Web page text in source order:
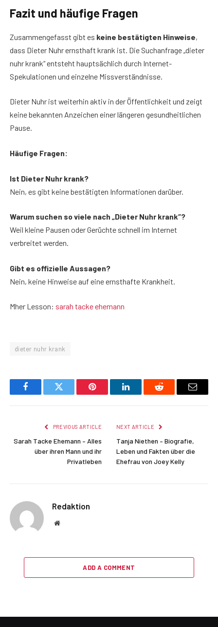
Fazit und häufige Fragen
Zusammengefasst gibt es keine bestätigten Hinweise,
dass Dieter Nuhr ernsthaft krank ist. Die Suchanfrage „dieter
nuhr krank“ entsteht hauptsächlich durch Internet-
Spekulationen und einzelne Missverständnisse.
Dieter Nuhr ist weiterhin aktiv in der Öffentlichkeit und zeigt
keine bekannten Anzeichen einer längeren gesundheitlichen
Pause.
Häufige Fragen:
Ist Dieter Nuhr krank?
Nein, es gibt keine bestätigten Informationen darüber.
Warum suchen so viele nach „Dieter Nuhr krank“?
Weil kleine Pausen oder Gerüchte schnell im Internet
verbreitet werden.
Gibt es offizielle Aussagen?
Nein, keine Hinweise auf eine ernsthafte Krankheit.
Mher Lesson: sarah tacke ehemann
dieter nuhr krank
FacebookTwitter Pinterest LinkedInReddit Email
PREVIOUS ARTICLE
Sarah Tacke Ehemann – Alles
über ihren Mann und ihr
Privatleben
NEXT ARTICLE
Tanja Niethen – Biografie,
Leben und Fakten über die
Ehefrau von Joey Kelly
Redaktion
Website
ADD A COMMENT